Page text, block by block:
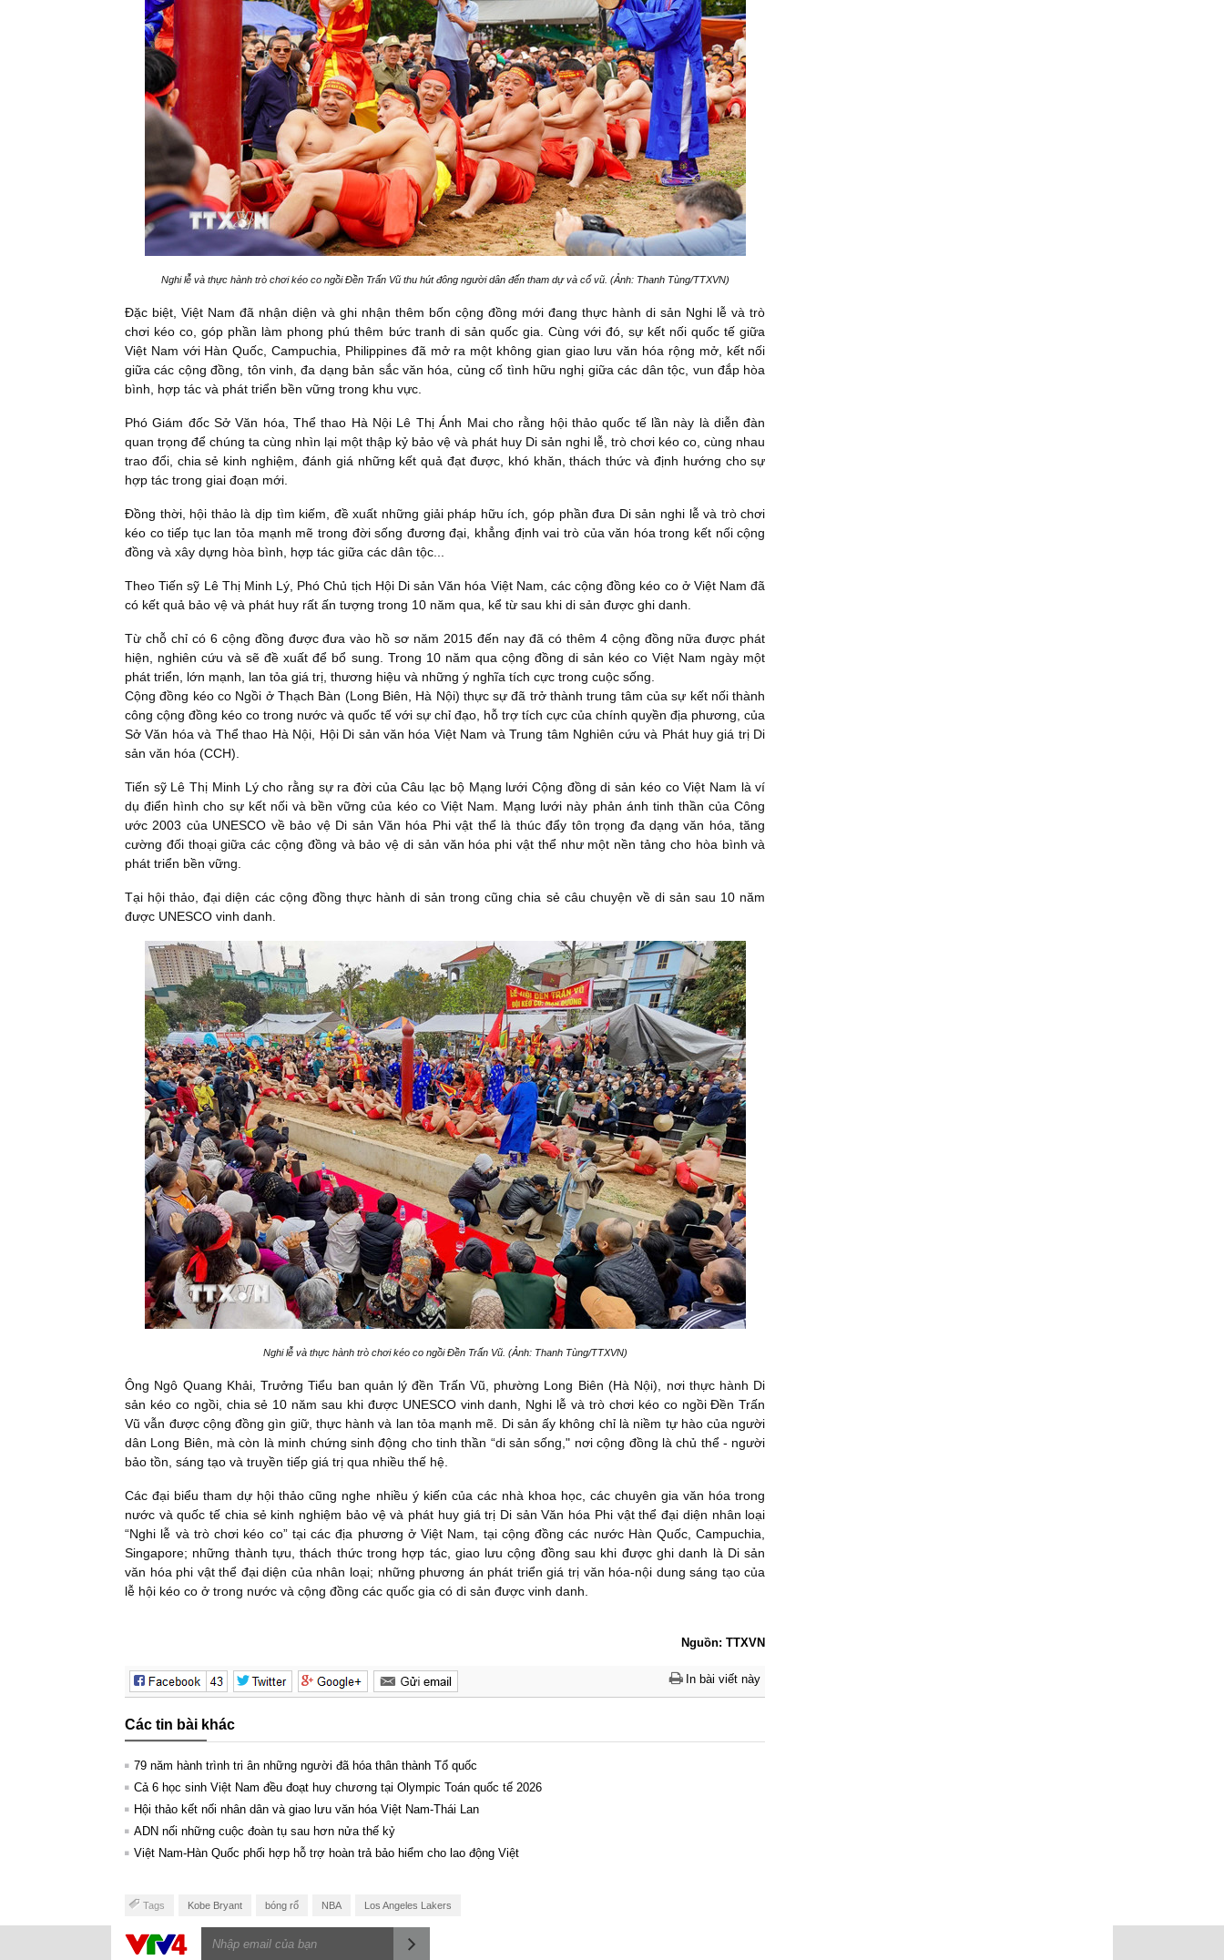
Nghi lễ và thực hành trò chơi kéo co ngồi Đền Trấn Vũ thu hút đông người dân đến tham dự và cổ vũ. (Ảnh: Thanh Tùng/TTXVN)
Đặc biệt, Việt Nam đã nhận diện và ghi nhận thêm bốn cộng đồng mới đang thực hành di sản Nghi lễ và trò
chơi kéo co, góp phần làm phong phú thêm bức tranh di sản quốc gia. Cùng với đó, sự kết nối quốc tế giữa
Việt Nam với Hàn Quốc, Campuchia, Philippines đã mở ra một không gian giao lưu văn hóa rộng mở, kết nối
giữa các cộng đồng, tôn vinh, đa dạng bản sắc văn hóa, củng cố tình hữu nghị giữa các dân tộc, vun đắp hòa
bình, hợp tác và phát triển bền vững trong khu vực.
Phó Giám đốc Sở Văn hóa, Thể thao Hà Nội Lê Thị Ánh Mai cho rằng hội thảo quốc tế lần này là diễn đàn
quan trọng để chúng ta cùng nhìn lại một thập kỷ bảo vệ và phát huy Di sản nghi lễ, trò chơi kéo co, cùng nhau
trao đổi, chia sẻ kinh nghiệm, đánh giá những kết quả đạt được, khó khăn, thách thức và định hướng cho sự
hợp tác trong giai đoạn mới.
Đồng thời, hội thảo là dịp tìm kiếm, đề xuất những giải pháp hữu ích, góp phần đưa Di sản nghi lễ và trò chơi
kéo co tiếp tục lan tỏa mạnh mẽ trong đời sống đương đại, khẳng định vai trò của văn hóa trong kết nối cộng
đồng và xây dựng hòa bình, hợp tác giữa các dân tộc...
Theo Tiến sỹ Lê Thị Minh Lý, Phó Chủ tịch Hội Di sản Văn hóa Việt Nam, các cộng đồng kéo co ở Việt Nam đã
có kết quả bảo vệ và phát huy rất ấn tượng trong 10 năm qua, kể từ sau khi di sản được ghi danh.
Từ chỗ chỉ có 6 cộng đồng được đưa vào hồ sơ năm 2015 đến nay đã có thêm 4 cộng đồng nữa được phát
hiện, nghiên cứu và sẽ đề xuất để bổ sung. Trong 10 năm qua cộng đồng di sản kéo co Việt Nam ngày một
phát triển, lớn mạnh, lan tỏa giá trị, thương hiệu và những ý nghĩa tích cực trong cuộc sống.
Cộng đồng kéo co Ngồi ở Thạch Bàn (Long Biên, Hà Nội) thực sự đã trở thành trung tâm của sự kết nối thành
công cộng đồng kéo co trong nước và quốc tế với sự chỉ đạo, hỗ trợ tích cực của chính quyền địa phương, của
Sở Văn hóa và Thể thao Hà Nội, Hội Di sản văn hóa Việt Nam và Trung tâm Nghiên cứu và Phát huy giá trị Di
sản văn hóa (CCH).
Tiến sỹ Lê Thị Minh Lý cho rằng sự ra đời của Câu lạc bộ Mạng lưới Cộng đồng di sản kéo co Việt Nam là ví
dụ điển hình cho sự kết nối và bền vững của kéo co Việt Nam. Mạng lưới này phản ánh tinh thần của Công
ước 2003 của UNESCO về bảo vệ Di sản Văn hóa Phi vật thể là thúc đẩy tôn trọng đa dạng văn hóa, tăng
cường đối thoại giữa các cộng đồng và bảo vệ di sản văn hóa phi vật thể như một nền tảng cho hòa bình và
phát triển bền vững.
Tại hội thảo, đại diện các cộng đồng thực hành di sản trong cũng chia sẻ câu chuyện về di sản sau 10 năm
được UNESCO vinh danh.
Nghi lễ và thực hành trò chơi kéo co ngồi Đền Trấn Vũ. (Ảnh: Thanh Tùng/TTXVN)
Ông Ngô Quang Khải, Trưởng Tiểu ban quản lý đền Trấn Vũ, phường Long Biên (Hà Nội), nơi thực hành Di
sản kéo co ngồi, chia sẻ 10 năm sau khi được UNESCO vinh danh, Nghi lễ và trò chơi kéo co ngồi Đền Trấn
Vũ vẫn được cộng đồng gìn giữ, thực hành và lan tỏa mạnh mẽ. Di sản ấy không chỉ là niềm tự hào của người
dân Long Biên, mà còn là minh chứng sinh động cho tinh thần “di sản sống," nơi cộng đồng là chủ thể - người
bảo tồn, sáng tạo và truyền tiếp giá trị qua nhiều thế hệ.
Các đại biểu tham dự hội thảo cũng nghe nhiều ý kiến của các nhà khoa học, các chuyên gia văn hóa trong
nước và quốc tế chia sẻ kinh nghiệm bảo vệ và phát huy giá trị Di sản Văn hóa Phi vật thể đại diện nhân loại
“Nghi lễ và trò chơi kéo co” tại các địa phương ở Việt Nam, tại cộng đồng các nước Hàn Quốc, Campuchia,
Singapore; những thành tựu, thách thức trong hợp tác, giao lưu cộng đồng sau khi được ghi danh là Di sản
văn hóa phi vật thể đại diện của nhân loại; những phương án phát triển giá trị văn hóa-nội dung sáng tạo của
lễ hội kéo co ở trong nước và cộng đồng các quốc gia có di sản được vinh danh.
Nguồn: TTXVN
In bài viết này
Các tin bài khác
79 năm hành trình tri ân những người đã hóa thân thành Tổ quốc
Cả 6 học sinh Việt Nam đều đoạt huy chương tại Olympic Toán quốc tế 2026
Hội thảo kết nối nhân dân và giao lưu văn hóa Việt Nam-Thái Lan
ADN nối những cuộc đoàn tụ sau hơn nửa thế kỷ
Việt Nam-Hàn Quốc phối hợp hỗ trợ hoàn trả bảo hiểm cho lao động Việt
Tags Kobe Bryant bóng rổ NBA Los Angeles Lakers